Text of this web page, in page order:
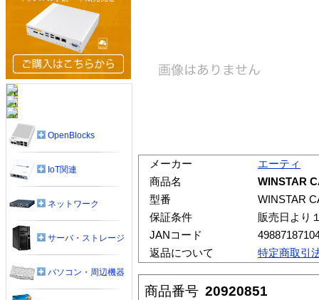
メーカー
エーティ
商品名
WINSTAR
型番
WINSTAR
保証条件
販売日より
JANコード
返品について
特定商取引
商品番号 20920851
OpenBlocks
IoT関連
ネットワーク
サーバ・ストレージ
パソコン・周辺機器